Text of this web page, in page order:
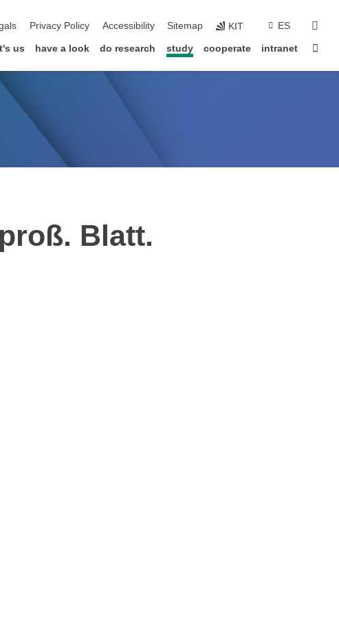
Privacy Policy Accessibility Sitemap KIT ES
us have a look do research study cooperate intranet
Blatt.